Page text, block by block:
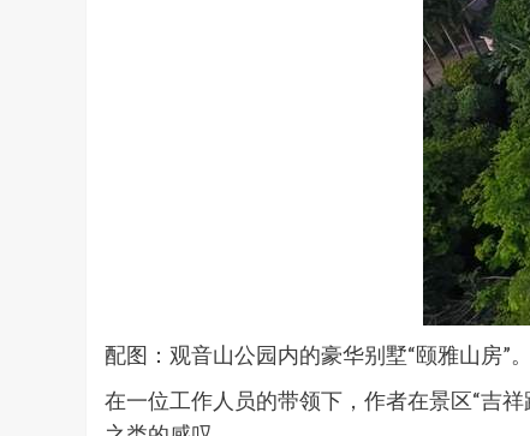
配图：观音山公园内的豪华别墅“颐雅山房”。
在一位工作人员的带领下，作者在景区“吉